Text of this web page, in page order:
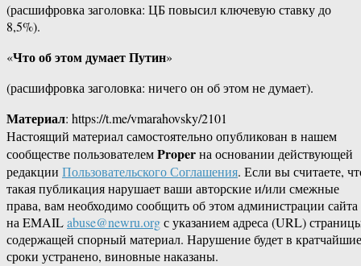
(расшифровка заголовка: ЦБ повысил ключевую ставку до
8,5%).
«Что об этом думает Путин»
(расшифровка заголовка: ничего он об этом не думает).
Материал: https://t.me/vmarahovsky/2101
Настоящий материал самостоятельно опубликован в нашем
сообществе пользователемProperна основании действующей
редакции Пользовательского Соглашения. Если вы считаете,
такая публикация нарушает ваши авторские и/или смежные
права, вам необходимо сообщить об этом администрации сайта
на EMAILabuse@newru.orgс указанием адреса (URL)
содержащей спорный материал. Нарушение будет в кратчайшие
сроки устранено, виновные наказаны.